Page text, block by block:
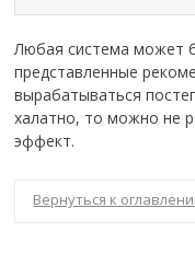
Любая система может
представленные
вырабатываться
халатно, то можно не
эффект.
Вернуться к